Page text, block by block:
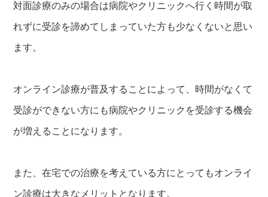
対面診療のみの場合は病院やクリニックへ行く時間が取
れずに受診を諦めてしまっていた方も少なくないと思い
ます。
オンライン診療が普及することによって、時間がなくて
受診ができない方にも病院やクリニックを受診する機会
が増えることになります。
また、在宅での治療を考えている方にとってもオンライ
ン診療は大きなメリットとなります。